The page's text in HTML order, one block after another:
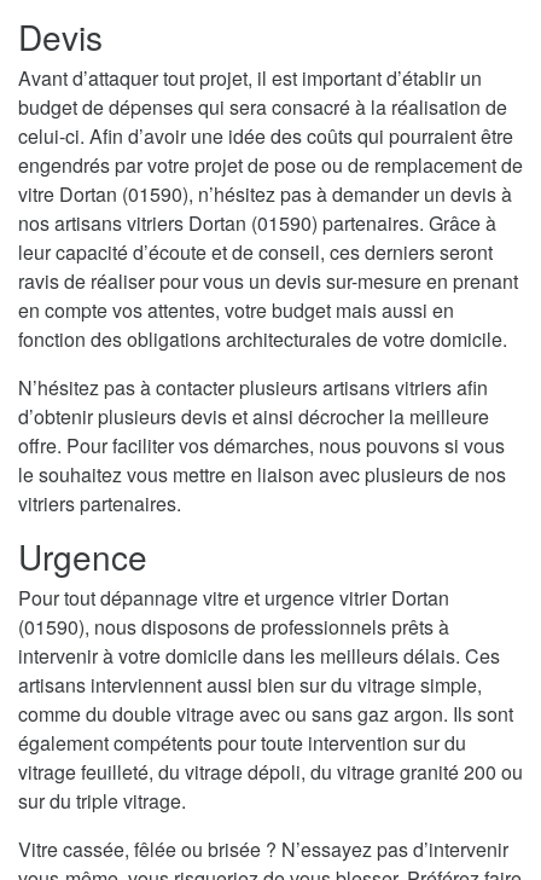
Devis
Avant d’attaquer tout projet, il est important d’établir un
budget de dépenses qui sera consacré à la réalisation de
celui-ci. Afin d’avoir une idée des coûts qui pourraient être
engendrés par votre projet de pose ou de remplacement de
vitre Dortan (01590), n’hésitez pas à demander un devis à
nos artisans vitriers Dortan (01590) partenaires. Grâce à
leur capacité d’écoute et de conseil, ces derniers seront
ravis de réaliser pour vous un devis sur-mesure en prenant
en compte vos attentes, votre budget mais aussi en
fonction des obligations architecturales de votre domicile.
N’hésitez pas à contacter plusieurs artisans vitriers afin
d’obtenir plusieurs devis et ainsi décrocher la meilleure
offre. Pour faciliter vos démarches, nous pouvons si vous
le souhaitez vous mettre en liaison avec plusieurs de nos
vitriers partenaires.
Urgence
Pour tout dépannage vitre et urgence vitrier Dortan
(01590), nous disposons de professionnels prêts à
intervenir à votre domicile dans les meilleurs délais. Ces
artisans interviennent aussi bien sur du vitrage simple,
comme du double vitrage avec ou sans gaz argon. Ils sont
également compétents pour toute intervention sur du
vitrage feuilleté, du vitrage dépoli, du vitrage granité 200 ou
sur du triple vitrage.
Vitre cassée, fêlée ou brisée ? N’essayez pas d’intervenir